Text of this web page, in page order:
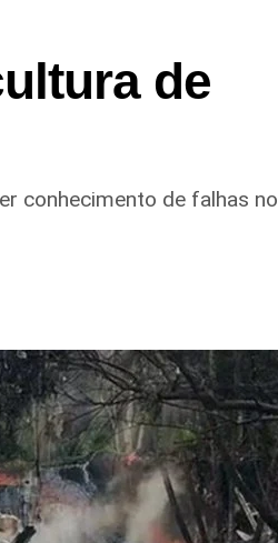
de
conhecimento de falhas no